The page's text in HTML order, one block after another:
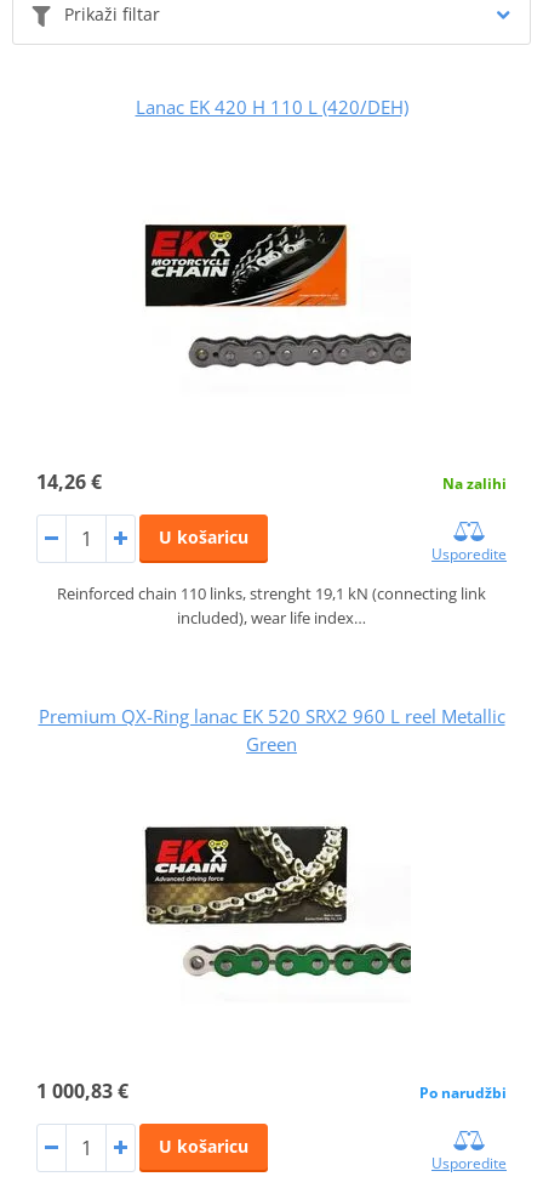
Prikaži filtar
Lanac EK 420 H 110 L (420/DEH)
14,26 € Na zalihi
U košaricu
Usporedite
Reinforced chain 110 links, strenght 19,1 kN (connecting link
included), wear life index…
Premium QX-Ring lanac EK 520 SRX2 960 L reel Metallic
Green
1 000,83 € Po narudžbi
U košaricu
Usporedite